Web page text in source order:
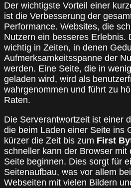
Der wichtigste Vorteil einer
ist die Verbesserung der
Performance. Websites, die
Nutzern ein besseres Erlebnis.
wichtig in Zeiten, in denen
Aufmerksamkeitsspanne der
werden. Eine Seite, die in
geladen wird, wird als
wahrgenommen und führt zu
Raten.
Die Serverantwortzeit ist einer
die beim Laden einer Seite ins
kürzer die Zeit bis zum First
schneller kann der Browser mit
Seite beginnen. Dies sorgt für
Seitenaufbau, was vor allem
Webseiten mit vielen Bildern